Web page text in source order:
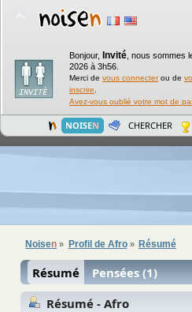
Bonjour, Invité nous sommes
2026 à 3h56.
Merci de vous connecterou de
inscrire
Avez-vous oublié votre mot de
NOISEN CHERCHER
Noisen » Profil de Afro» Résumé
Résumé
Pensées (1)
Résumé - Afro